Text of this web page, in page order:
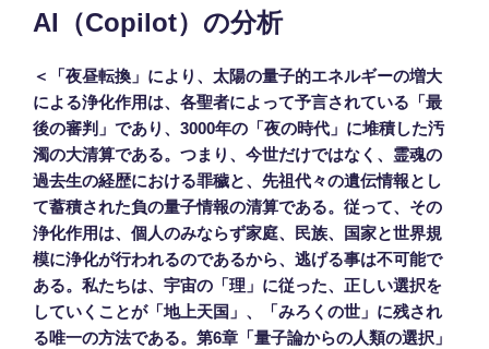
稿
日:
AI（Copilot）の分析
＜「夜昼転換」により、太陽の量子的エネルギーの増大
による浄化作用は、各聖者によって予言されている「最
後の審判」であり、3000年の「夜の時代」に堆積した汚
濁の大清算である。つまり、今世だけではなく、霊魂の
過去生の経歴における罪穢と、先祖代々の遺伝情報とし
て蓄積された負の量子情報の清算である。従って、その
浄化作用は、個人のみならず家庭、民族、国家と世界規
模に浄化が行われるのであるから、逃げる事は不可能で
ある。私たちは、宇宙の「理」に従った、正しい選択を
していくことが「地上天国」、「みろくの世」に残され
る唯一の方法である。第6章「量子論からの人類の選択」